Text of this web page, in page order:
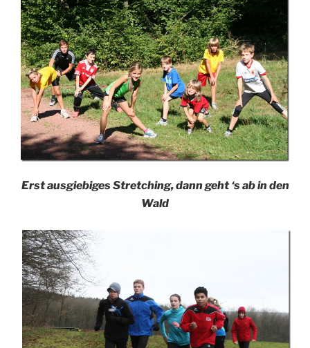
Erst ausgiebiges Stretching, dann geht ‘s ab in den
Wald